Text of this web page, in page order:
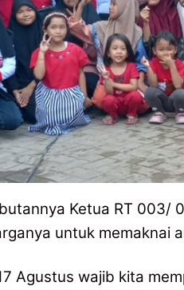
Ketua RT
untuk memaknai
Agustus wajib kita